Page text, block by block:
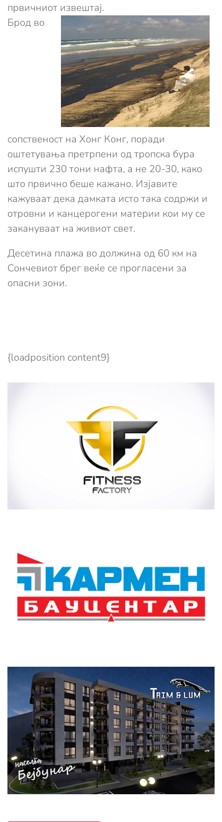
првичниот извештај.
Брод во
сопственост на Хонг Конг, поради
оштетувања претрпени од тропска бура
испушти 230 тони нафта, а не 20-30, како
што првично беше кажано. Изјавите
кажуваат дека дамката исто така содржи и
отровни и канцерогени материи кои му се
закануваат на живиот свет.
Десетина плажа во должина од 60 км на
Сончевиот брег веќе се прогласени за
опасни зони.
{loadposition content9}